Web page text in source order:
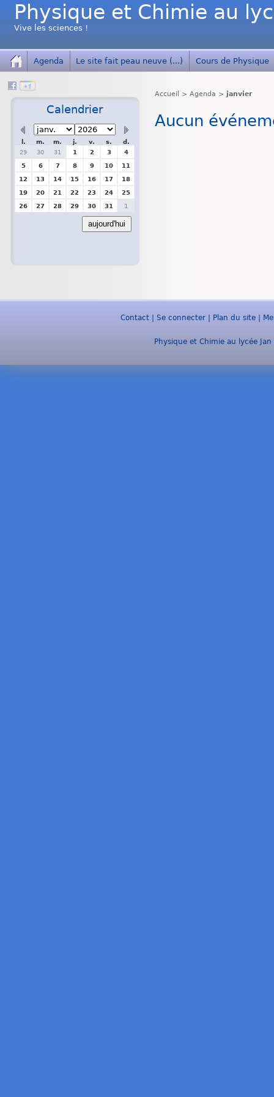
Physique et Chimie au
Vive les sciences !
Agenda Le site fait peau neuve (...) Cours de Physique
Accueil >Agenda > janvier
Aucun
Calendrier
l. m. m. j. v. s.
d.
29
30 31 1 2 3
4
5
6 7 8 9 10
11
12
13 14 15 16 17
18
19
20 21 22 23 24
25
26
27 28 29 30 31 1
aujourd'hui
Contact Se connecter Plan du site
Physique et Chimie au lycée